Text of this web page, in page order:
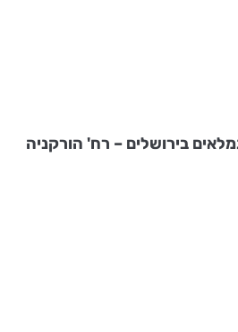
בירושלים – רח' הורקניה